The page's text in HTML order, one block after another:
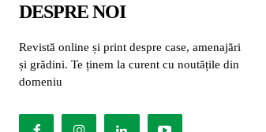
DESPRE NOI
Revistă online și print despre case, amenajări
și grădini. Te ținem la curent cu noutățile din
domeniu